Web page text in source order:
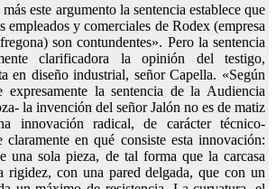
este argumento la sentencia establece que
empleados y comerciales de Rodex (empresa
son contundentes». Pero la sentencia
clarificadora la opinión del testigo,
en diseño industrial, señor Capella. «Según
expresamente la sentencia de la Audiencia
la invención del señor Jalón no es de matiz
innovación radical, de carácter técnico-
en qué consiste esta innovación:
una sola pieza, de tal forma que la carcasa
rigidez, con una pared delgada, que con un